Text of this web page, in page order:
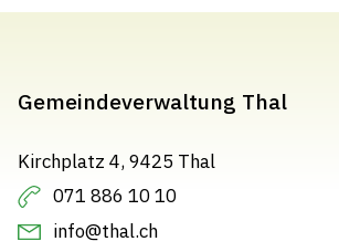
Gemeindeverwaltung Thal
Kirchplatz 4, 9425 Thal
071 886 10 10
info@thal.ch